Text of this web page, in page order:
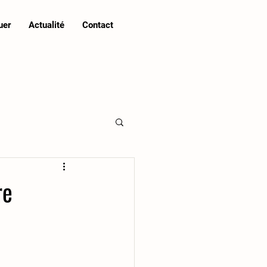
Actualité Contact